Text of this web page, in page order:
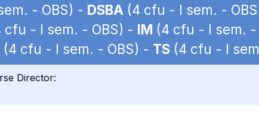
- OBS) - DSBA (4 cfu - I sem. -
cfu - I sem. - OBS) - IM (4 cfu - I sem. -
(4 cfu - I sem. - OBS) - TS (4 cfu - I
Director: